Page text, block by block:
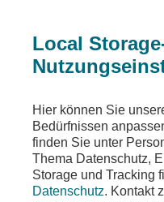
B'90/Grüne
Local
Hier können Sie
Bedürfnissen
finden Sie unter
Thema Datenschutz,
Storage und Tracking
Datenschutz. Kontakt